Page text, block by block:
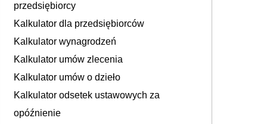
przedsiębiorcy
Kalkulator dla przedsiębiorców
Kalkulator wynagrodzeń
Kalkulator umów zlecenia
Kalkulator umów o dzieło
Kalkulator odsetek ustawowych za
opóźnienie